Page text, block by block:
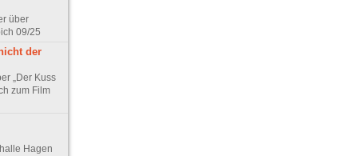
über
09/25
der
„Der Kuss
zum Film
Hagen